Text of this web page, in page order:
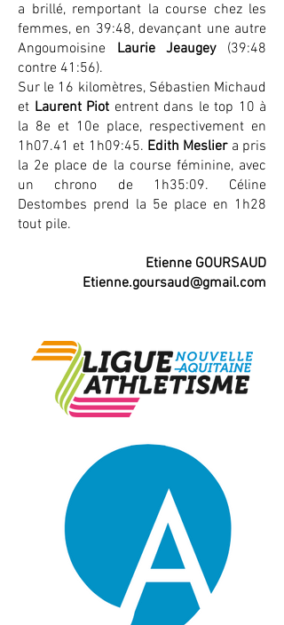
a brillé, remportant la course chez les
femmes, en 39:48, devançant une autre
Angoumoisine Laurie Jeaugey (39:48
contre 41:56).
Sur le 16 kilomètres, Sébastien Michaud
et Laurent Piot entrent dans le top 10 à
la 8e et 10e place, respectivement en
1h07.41 et 1h09:45. Edith Mesliera pris
la 2e place de la course féminine, avec
un chrono de 1h35:09. Céline
Destombes prend la 5e place en 1h28
tout pile.
Etienne GOURSAUD
Etienne.goursaud@gmail.com